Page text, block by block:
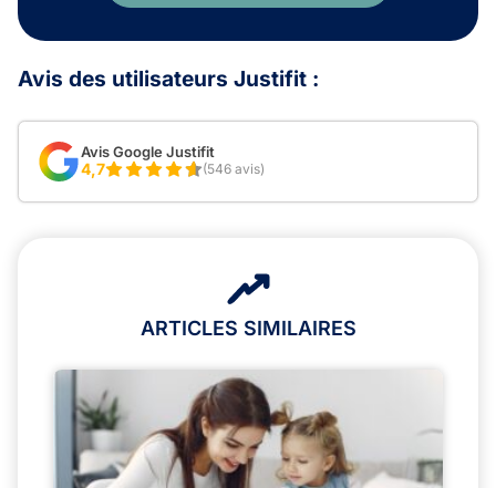
Avis des utilisateurs Justifit :
Avis Google Justifit
4,7 (546 avis)
ARTICLES SIMILAIRES